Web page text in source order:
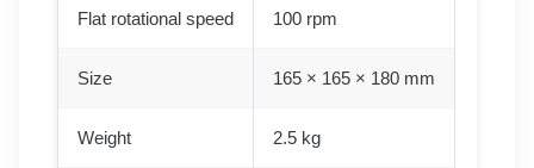
Flat rotational speed 100 rpm
Size 165 × 165 × 180 mm
Weight 2.5 kg